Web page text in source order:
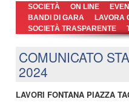
Menu
principale
Vai
al
contenuto
Vai
al
contenuto
SOCIETÀ ON LINE
BANDI DI GARA
LAVORA
SOCIETÀ TRASPARENTE
COMUNICATO
2024
LAVORI FONTANA PIAZZA